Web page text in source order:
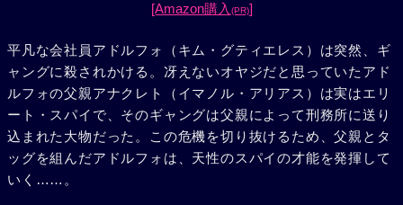
[Amazon購入 (PR)]
平凡な会社員アドルフォ（キム・グティエレス）は突然、ギ
ャングに殺されかける。冴えないオヤジだと思っていたアド
ルフォの父親アナクレト（イマノル・アリアス）は実はエリ
ート・スパイで、そのギャングは父親によって刑務所に送り
込まれた大物だった。この危機を切り抜けるため、父親とタ
ッグを組んだアドルフォは、天性のスパイの才能を発揮して
いく……。